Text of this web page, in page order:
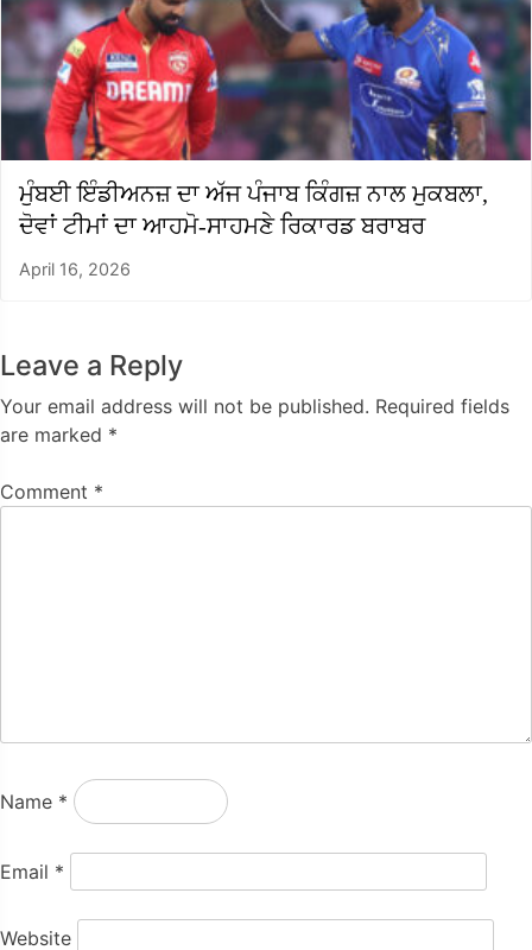
ਮੁੰਬਈ ਇੰਡੀਅਨਜ਼ ਦਾ ਅੱਜ ਪੰਜਾਬ ਕਿੰਗਜ਼ ਨਾਲ ਮੁਕਬਲਾ,
ਦੋਵਾਂ ਟੀਮਾਂ ਦਾ ਆਹਮੋ-ਸਾਹਮਣੇ ਰਿਕਾਰਡ ਬਰਾਬਰ
April 16, 2026
Leave a Reply
Your email address will not be published. Required fields
are marked *
Comment *
Name *
Email *
Website